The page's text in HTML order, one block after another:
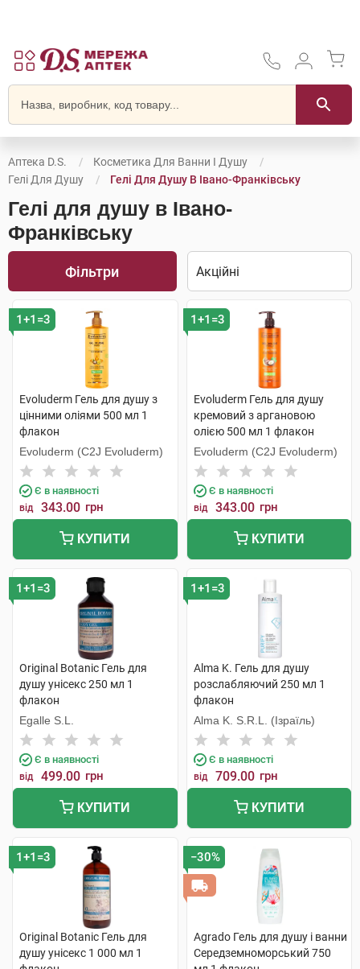
Аптека D.S.
Косметика Для Ванни І Душу
Гелі Для Душу
Гелі Для Душу В Івано-Франківську
Гелі для душу в Івано-
Франківську
Фільтри
1+1=3
Evoluderm Гель для душу з
цінними оліями 500 мл 1
флакон
Evoluderm (C2J Evoluderm)
Є в наявності
від 343.00 грн
КУПИТИ
1+1=3
Evoluderm Гель для душу
кремовий з аргановою
олією 500 мл 1 флакон
Evoluderm (C2J Evoluderm)
Є в наявності
від 343.00 грн
КУПИТИ
1+1=3
Original Botanic Гель для
душу унісекс 250 мл 1
флакон
Egalle S.L.
Є в наявності
від 499.00 грн
КУПИТИ
1+1=3
Alma K. Гель для душу
розслабляючий 250 мл 1
флакон
Alma K. S.R.L. (Ізраїль)
Є в наявності
від 709.00 грн
КУПИТИ
1+1=3
Original Botanic Гель для
душу унісекс 1 000 мл 1
−30%
Agrado Гель для душу і ванни
Середземноморський 750